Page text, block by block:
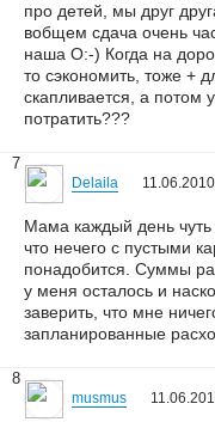
про детей, мы друг
вобщем сдача очень
наша О:-) Когда на
то сэкономить, тоже +
скапливается, а потом
потратить???
7
Delaila
Мама каждый день чуть
что нечего с пустыми
понадобится. Суммы
у меня осталось и
заверить, что мне
запланированные
8
musmus